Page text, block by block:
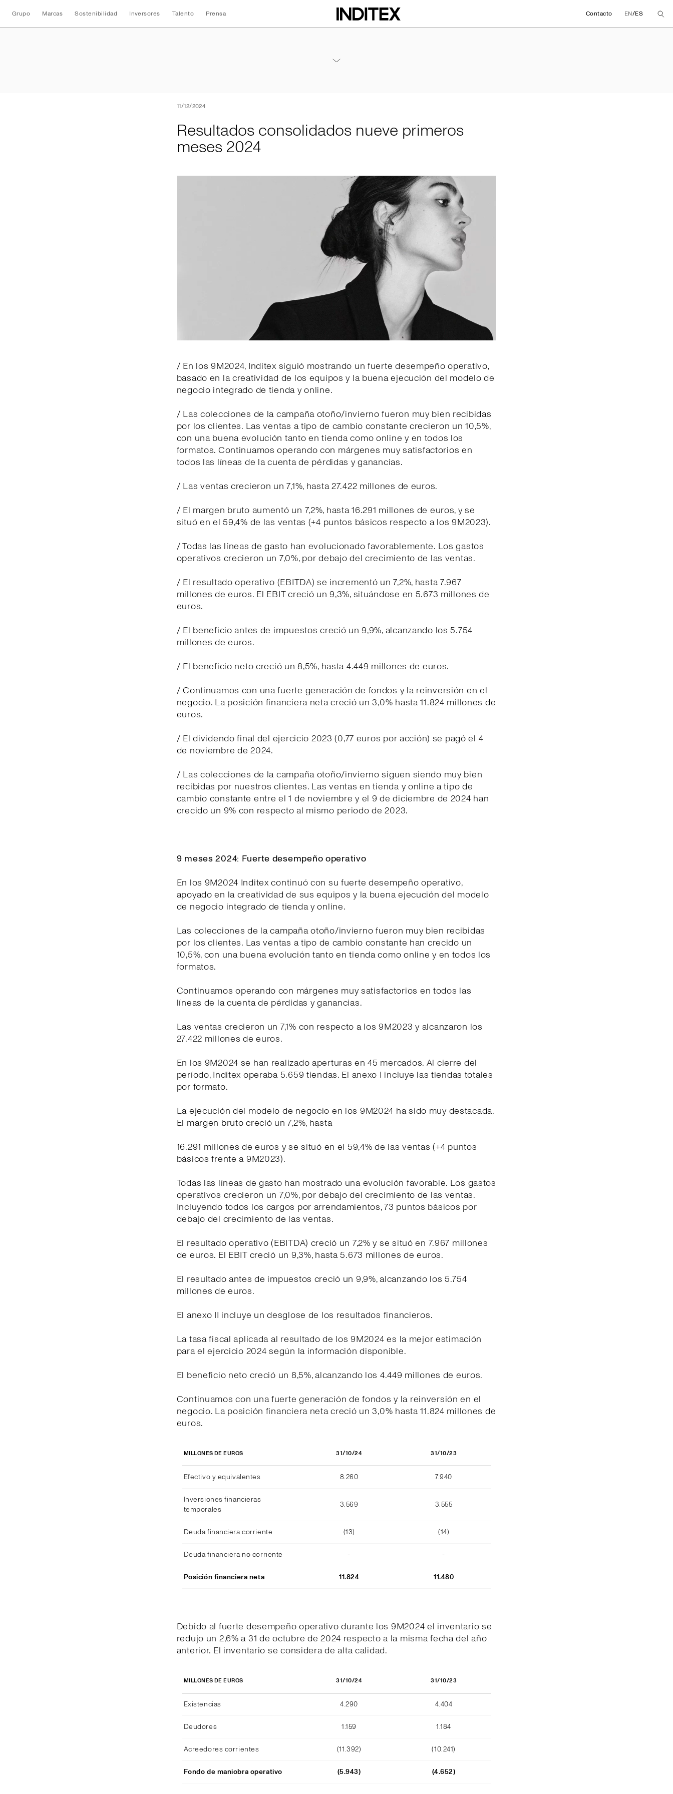
Grupo Marcas Sostenibilidad Inversores Talento Prensa Contacto EN/ES
11/12/2024
Resultados consolidados nueve primeros
meses 2024
/ En los 9M2024, Inditex siguió mostrando un fuerte desempeño operativo,
basado en la creatividad de los equipos y la buena ejecución del modelo de
negocio integrado de tienda y online.
/ Las colecciones de la campaña otoño/invierno fueron muy bien recibidas
por los clientes. Las ventas a tipo de cambio constante crecieron un 10,5%,
con una buena evolución tanto en tienda como online y en todos los
formatos. Continuamos operando con márgenes muy satisfactorios en
todos las líneas de la cuenta de pérdidas y ganancias.
/ Las ventas crecieron un 7,1%, hasta 27.422 millones de euros.
/ El margen bruto aumentó un 7,2%, hasta 16.291 millones de euros, y se
situó en el 59,4% de las ventas (+4 puntos básicos respecto a los 9M2023).
/ Todas las líneas de gasto han evolucionado favorablemente. Los gastos
operativos crecieron un 7,0%, por debajo del crecimiento de las ventas.
/ El resultado operativo (EBITDA) se incrementó un 7,2%, hasta 7.967
millones de euros. El EBIT creció un 9,3%, situándose en 5.673 millones de
euros.
/ El beneficio antes de impuestos creció un 9,9%, alcanzando los 5.754
millones de euros.
/ El beneficio neto creció un 8,5%, hasta 4.449 millones de euros.
/ Continuamos con una fuerte generación de fondos y la reinversión en el
negocio. La posición financiera neta creció un 3,0% hasta 11.824 millones de
euros.
/ El dividendo final del ejercicio 2023 (0,77 euros por acción) se pagó el 4
de noviembre de 2024.
/ Las colecciones de la campaña otoño/invierno siguen siendo muy bien
recibidas por nuestros clientes. Las ventas en tienda y online a tipo de
cambio constante entre el 1 de noviembre y el 9 de diciembre de 2024 han
crecido un 9% con respecto al mismo periodo de 2023.
9 meses 2024: Fuerte desempeño operativo
En los 9M2024 Inditex continuó con su fuerte desempeño operativo,
apoyado en la creatividad de sus equipos y la buena ejecución del modelo
de negocio integrado de tienda y online.
Las colecciones de la campaña otoño/invierno fueron muy bien recibidas
por los clientes. Las ventas a tipo de cambio constante han crecido un
10,5%, con una buena evolución tanto en tienda como online y en todos los
formatos.
Continuamos operando con márgenes muy satisfactorios en todos las
líneas de la cuenta de pérdidas y ganancias.
Las ventas crecieron un 7,1% con respecto a los 9M2023 y alcanzaron los
27.422 millones de euros.
En los 9M2024 se han realizado aperturas en 45 mercados. Al cierre del
período, Inditex operaba 5.659 tiendas. El anexo I incluye las tiendas totales
por formato.
La ejecución del modelo de negocio en los 9M2024 ha sido muy destacada.
El margen bruto creció un 7,2%, hasta
16.291 millones de euros y se situó en el 59,4% de las ventas (+4 puntos
básicos frente a 9M2023).
Todas las líneas de gasto han mostrado una evolución favorable. Los gastos
operativos crecieron un 7,0%, por debajo del crecimiento de las ventas.
Incluyendo todos los cargos por arrendamientos, 73 puntos básicos por
debajo del crecimiento de las ventas.
El resultado operativo (EBITDA) creció un 7,2% y se situó en 7.967 millones
de euros. El EBIT creció un 9,3%, hasta 5.673 millones de euros.
El resultado antes de impuestos creció un 9,9%, alcanzando los 5.754
millones de euros.
El anexo II incluye un desglose de los resultados financieros.
La tasa fiscal aplicada al resultado de los 9M2024 es la mejor estimación
para el ejercicio 2024 según la información disponible.
El beneficio neto creció un 8,5%, alcanzando los 4.449 millones de euros.
Continuamos con una fuerte generación de fondos y la reinversión en el
negocio. La posición financiera neta creció un 3,0% hasta 11.824 millones de
euros.
MILLONES DE EUROS 31/10/24 31/10/23
Efectivo y equivalentes 8.260 7.940
Inversiones financieras
temporales
3.569 3.555
Deuda financiera corriente (13) (14)
Deuda financiera no corriente - -
Posición financiera neta 11.824 11.480
Debido al fuerte desempeño operativo durante los 9M2024 el inventario se
redujo un 2,6% a 31 de octubre de 2024 respecto a la misma fecha del año
anterior. El inventario se considera de alta calidad.
MILLONES DE EUROS 31/10/24 31/10/23
Existencias 4.290 4.404
Deudores 1.159 1.184
Acreedores corrientes (11.392) (10.241)
Fondo de maniobra operativo (5.943) (4.652)